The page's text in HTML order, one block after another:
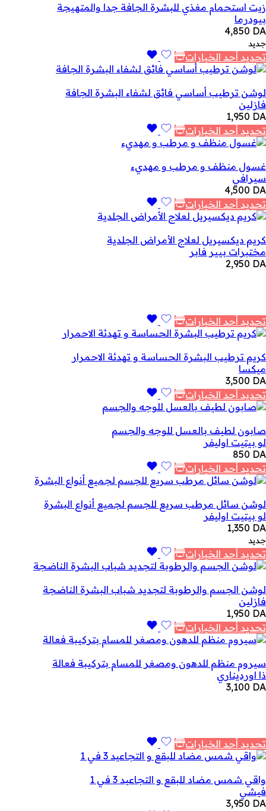
زيت استحمام مغذي للبشرة الجافة جدا والمتهيجة
بيودرما
4,850 DA
جديد
تحديد أحد الخيارات
لوشن ترطيب أساسي فائق لشفاء البشرة الجافة
فازلين
1,950 DA
تحديد أحد الخيارات
غسول منظف و مرطب و مهديء
سيرافي
4,500 DA
تحديد أحد الخيارات
كريم ديكسيريل لعلاج الأمراض الجلدية
مختبرات بيير فابر
2,950 DA
تحديد أحد الخيارات
كريم ترطيب البشرة الحساسة و تهدئة الاحمرار
ميكسا
3,500 DA
تحديد أحد الخيارات
صابون لطيف بالعسل للوجه والجسم
لو بيتيت اوليفر
850 DA
تحديد أحد الخيارات
لوشن سائل مرطب سريع للجسم لجميع أنواع البشرة
لو بيتيت اوليفر
1,350 DA
جديد
تحديد أحد الخيارات
لوشن الجسم والرطوبة لتجديد شباب البشرة الناضجة
فازلين
1,950 DA
تحديد أحد الخيارات
سيروم منظم للدهون ومصغر للمسام بتركيبة فعالة
ذا اورديناري
3,100 DA
تحديد أحد الخيارات
واقي شمس مضاد للبقع و التجاعيد 3 في 1
فيشي
3,950 DA